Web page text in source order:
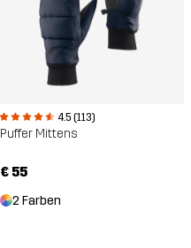
4.5 (113)
Puffer Mittens
€ 55
2 Farben